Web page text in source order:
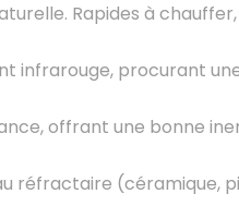
Rapides à
infrarouge, procurant
offrant une bonne
réfractaire (céramique,